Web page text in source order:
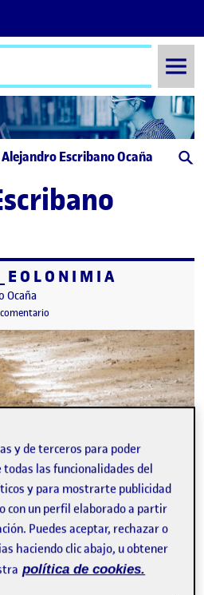
Alejandro Escribano Ocaña
E O L O N I M I A
Ocaña
2023 9:11 pm
comentario
trabajo sobre el viento como lengua
PR_La hacedora …
y de terceros para poder
las funcionalidades del
y para mostrarte publicidad
con un perfil elaborado a partir
Puedes aceptar, rechazar o
haciendo clic abajo, u obtener
política de cookies.